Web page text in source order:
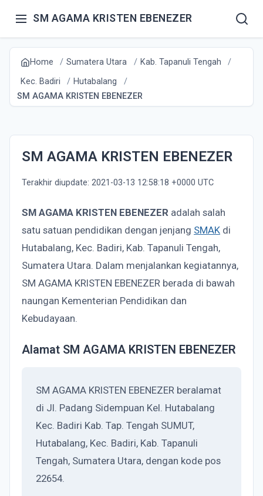
SM AGAMA KRISTEN EBENEZER
Home Sumatera Utara
Kab. Tapanuli Tengah
Kec. Badiri
Hutabalang
SM AGAMA KRISTEN EBENEZER
SM AGAMA KRISTEN EBENEZER
Terakhir diupdate: 2021-03-13 12:58:18 +0000 UTC
SM AGAMA KRISTEN EBENEZER adalah salah
satu satuan pendidikan dengan jenjang SMAK di
Hutabalang, Kec. Badiri, Kab. Tapanuli Tengah,
Sumatera Utara. Dalam menjalankan kegiatannya,
SM AGAMA KRISTEN EBENEZER berada di bawah
naungan Kementerian Pendidikan dan
Kebudayaan.
Alamat SM AGAMA KRISTEN EBENEZER
SM AGAMA KRISTEN EBENEZER beralamat
di Jl. Padang Sidempuan Kel. Hutabalang
Kec. Badiri Kab. Tap. Tengah SUMUT,
Hutabalang, Kec. Badiri, Kab. Tapanuli
Tengah, Sumatera Utara, dengan kode pos
22654.